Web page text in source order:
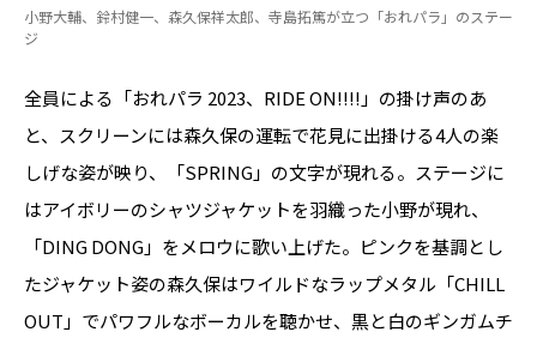
小野大輔、鈴村健一、森久保祥太郎、寺島拓篤が立つ「おれパラ」のステー
ジ
全員による「おれパラ 2023、RIDE ON!!!!」の掛け声のあ
と、スクリーンには森久保の運転で花見に出掛ける4人の楽
しげな姿が映り、「SPRING」の文字が現れる。ステージに
はアイボリーのシャツジャケットを羽織った小野が現れ、
「DING DONG」をメロウに歌い上げた。ピンクを基調とし
たジャケット姿の森久保はワイルドなラップメタル「CHILL
OUT」でパワフルなボーカルを聴かせ、黒と白のギンガムチ